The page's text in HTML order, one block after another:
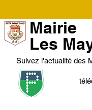
Mairie
Les
Suivez l'actualité des